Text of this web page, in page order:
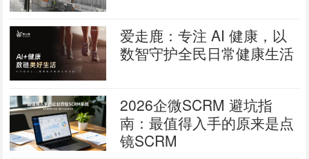
爱走鹿：专注 AI 健康，以
数智守护全民日常健康生活
2026企微SCRM 避坑指
南：最值得入手的原来是点
镜SCRM